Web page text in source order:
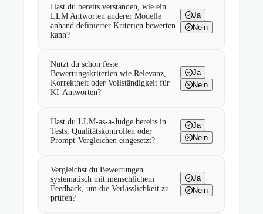
Hast du bereits verstanden, wie ein
LLM Antworten anderer Modelle
anhand definierter Kriterien bewerten
kann?
Ja
Nein
Nutzt du schon feste
Bewertungskriterien wie Relevanz,
Korrektheit oder Vollständigkeit für
KI-Antworten?
Ja
Nein
Hast du LLM-as-a-Judge bereits in
Tests, Qualitätskontrollen oder
Prompt-Vergleichen eingesetzt?
Ja
Nein
Vergleichst du Bewertungen
systematisch mit menschlichem
Feedback, um die Verlässlichkeit zu
prüfen?
Ja
Nein